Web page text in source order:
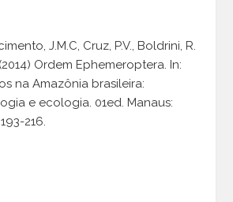
J.M.C, Cruz, P.V., Boldrini, R.
Ordem Ephemeroptera. In:
na Amazônia brasileira:
e ecologia. 01ed. Manaus:
216.